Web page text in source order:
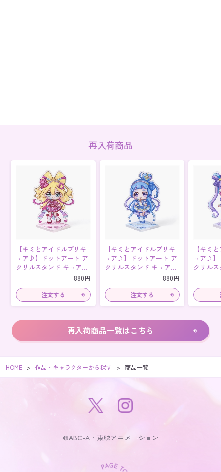
再入荷商品
【キミとアイドルプリキ
ュア♪】ドットアート ア
クリルスタンド キュアア
880円
【キミとアイドルプリキ
ュア♪】ドットアート ア
クリルスタンド キュアウ
880円
【キミ
ュア♪】
クリル
再入荷商品一覧はこちら
HOME 作品・キャラクターから探す 商品一覧
©ABC-A・東映アニメーション